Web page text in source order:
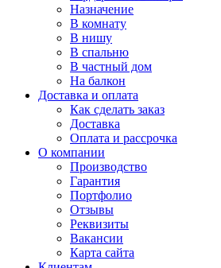
Назначение
В комнату
В нишу
В спальню
В частный дом
На балкон
Доставка и оплата
Как сделать заказ
Доставка
Оплата и рассрочка
О компании
Производство
Гарантия
Портфолио
Отзывы
Реквизиты
Вакансии
Карта сайта